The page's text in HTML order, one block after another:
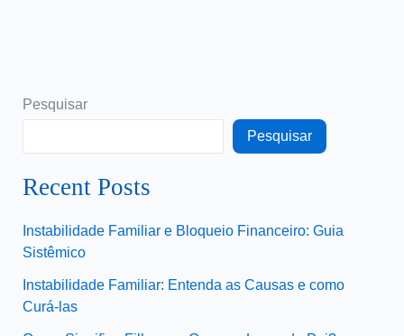
Pesquisar
Pesquisar
Recent Posts
Instabilidade Familiar e Bloqueio Financeiro: Guia
Sistêmico
Instabilidade Familiar: Entenda as Causas e como
Curá-las